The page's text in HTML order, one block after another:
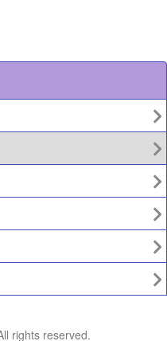
rights reserved.